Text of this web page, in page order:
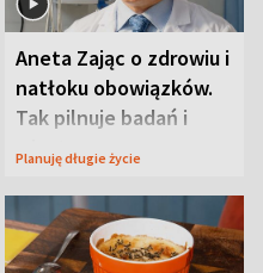
Aneta Zając o zdrowiu i
natłoku obowiązków.
Tak pilnuje badań i
wizyt
Planuję długie życie